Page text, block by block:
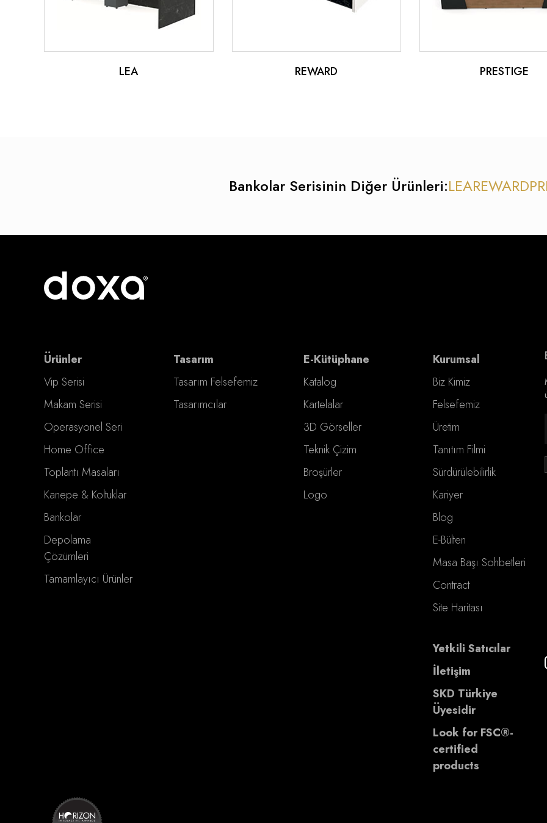
LEA REWARD PRESTIGE
Bankolar Serisinin Diğer Ürünleri:LEAREWARD
Ürünler
Vip Serisi
Makam Serisi
Operasyonel Seri
Home Office
Toplantı Masaları
Kanepe & Koltuklar
Bankolar
Depolama
Çözümleri
Tamamlayıcı Ürünler
Tasarım
Tasarım Felsefemiz
Tasarımcılar
E-Kütüphane
Katalog
Kartelalar
3D Görseller
Teknik Çizim
Broşürler
Logo
Kurumsal
Biz Kimiz
Felsefemiz
Üretim
Tanıtım Filmi
Sürdürülebilirlik
Kariyer
Blog
E-Bülten
Masa Başı Sohbetleri
Contract
Site Haritası
Yetkili Satıcılar
İletişim
SKD Türkiye
Üyesidir
Look for FSC®-
certified
products